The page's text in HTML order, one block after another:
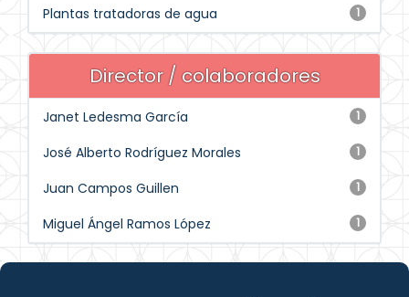
1
Plantas tratadoras de agua
Director / colaboradores
1
Janet Ledesma García
1
José Alberto Rodríguez Morales
1
Juan Campos Guillen
1
Miguel Ángel Ramos López